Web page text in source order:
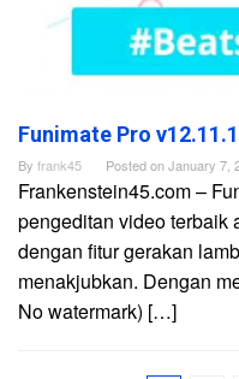
Funimate Pro
By frank45 Posted onJanuary 7,
Frankenstein45.com –
pengeditan video terbaik
dengan fitur gerakan
menakjubkan. Dengan
No watermark) […]